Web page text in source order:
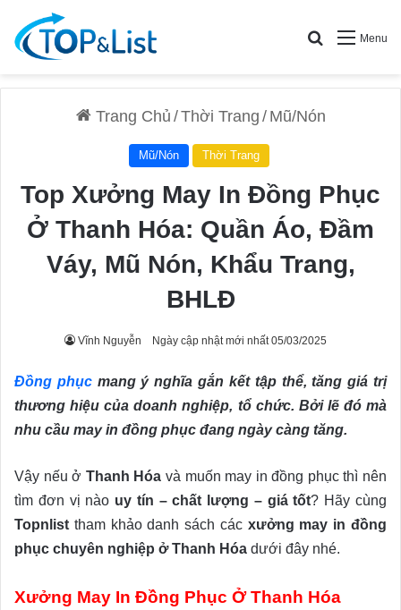
Menu
Search for
Trang Chủ /Thời Trang / Mũ/Nón
Mũ/Nón Thời Trang
Top Xưởng May In Đồng Phục
Ở Thanh Hóa: Quần Áo, Đầm
Váy, Mũ Nón, Khẩu Trang,
BHLĐ
Vĩnh Nguyễn Ngày cập nhật mới nhất 05/03/2025
Đồng phụcmang ý nghĩa gắn kết tập thể, tăng giá trị
thương hiệu của doanh nghiệp, tổ chức. Bởi lẽ đó mà
nhu cầu may in đồng phục đang ngày càng tăng.
Vậy nếu ở Thanh Hóa và muốn may in đồng phục thì nên
tìm đơn vị nào uy tín – chất lượng – giá tốt? Hãy cùng
Topnlist tham khảo danh sách các xưởng may in đồng
phục chuyên nghiệp ở Thanh Hóa dưới đây nhé.
Xưởng May In Đồng Phục Ở Thanh Hóa